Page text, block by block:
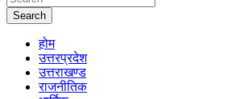
Search
होम
उत्तरप्रदेश
उत्तराखण्ड
राजनीतिक